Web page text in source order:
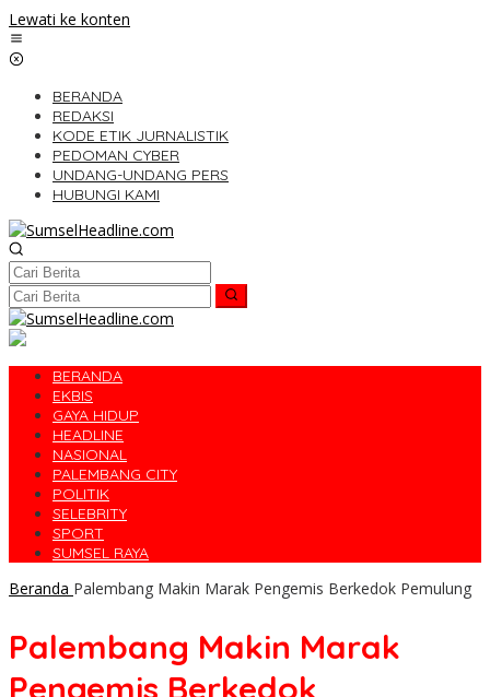
Lewati ke konten
BERANDA
REDAKSI
KODE ETIK JURNALISTIK
PEDOMAN CYBER
UNDANG-UNDANG PERS
HUBUNGI KAMI
BERANDA
EKBIS
GAYA HIDUP
HEADLINE
NASIONAL
PALEMBANG CITY
POLITIK
SELEBRITY
SPORT
SUMSEL RAYA
Beranda Palembang Makin Marak Pengemis Berkedok Pemulung
Palembang Makin Marak
Pengemis Berkedok